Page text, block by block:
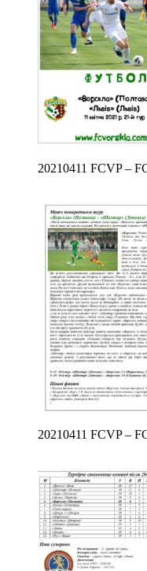
20210411 FCVP –
20210411 FCVP –